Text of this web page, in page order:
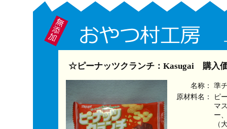
☆ピーナッツクランチ：Kasugai 購入
名称：
準
原材料名：
ピ
マ
ー
（